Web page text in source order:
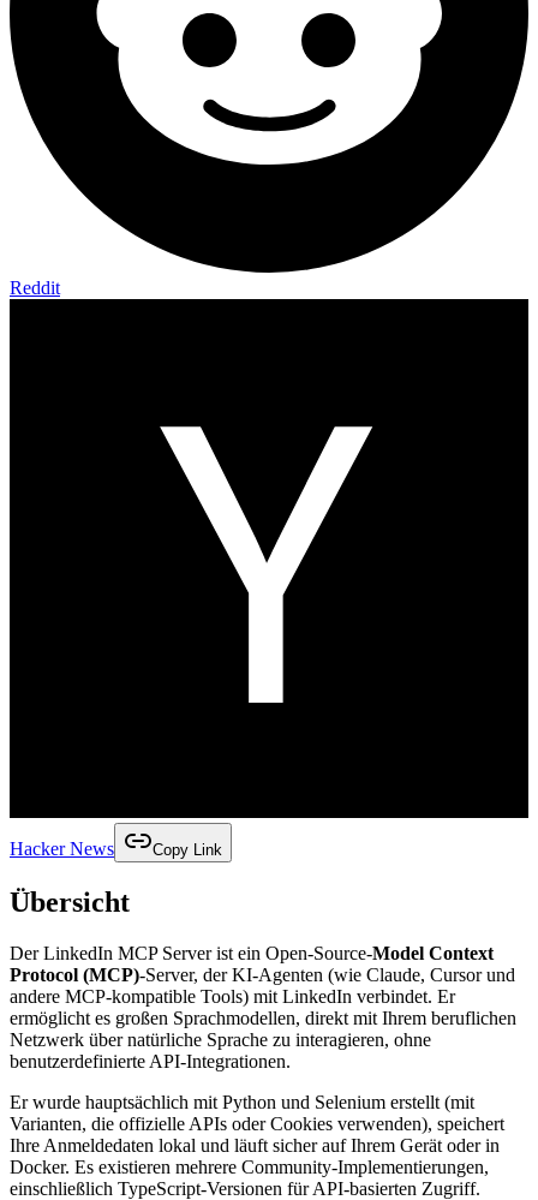
Reddit
Hacker News Copy Link
Übersicht
Der LinkedIn MCP Server ist ein Open-Source-Model Context
Protocol (MCP)-Server, der KI-Agenten (wie Claude, Cursor und
andere MCP-kompatible Tools) mit LinkedIn verbindet. Er
ermöglicht es großen Sprachmodellen, direkt mit Ihrem beruflichen
Netzwerk über natürliche Sprache zu interagieren, ohne
benutzerdefinierte API-Integrationen.
Er wurde hauptsächlich mit Python und Selenium erstellt (mit
Varianten, die offizielle APIs oder Cookies verwenden), speichert
Ihre Anmeldedaten lokal und läuft sicher auf Ihrem Gerät oder in
Docker. Es existieren mehrere Community-Implementierungen,
einschließlich TypeScript-Versionen für API-basierten Zugriff.